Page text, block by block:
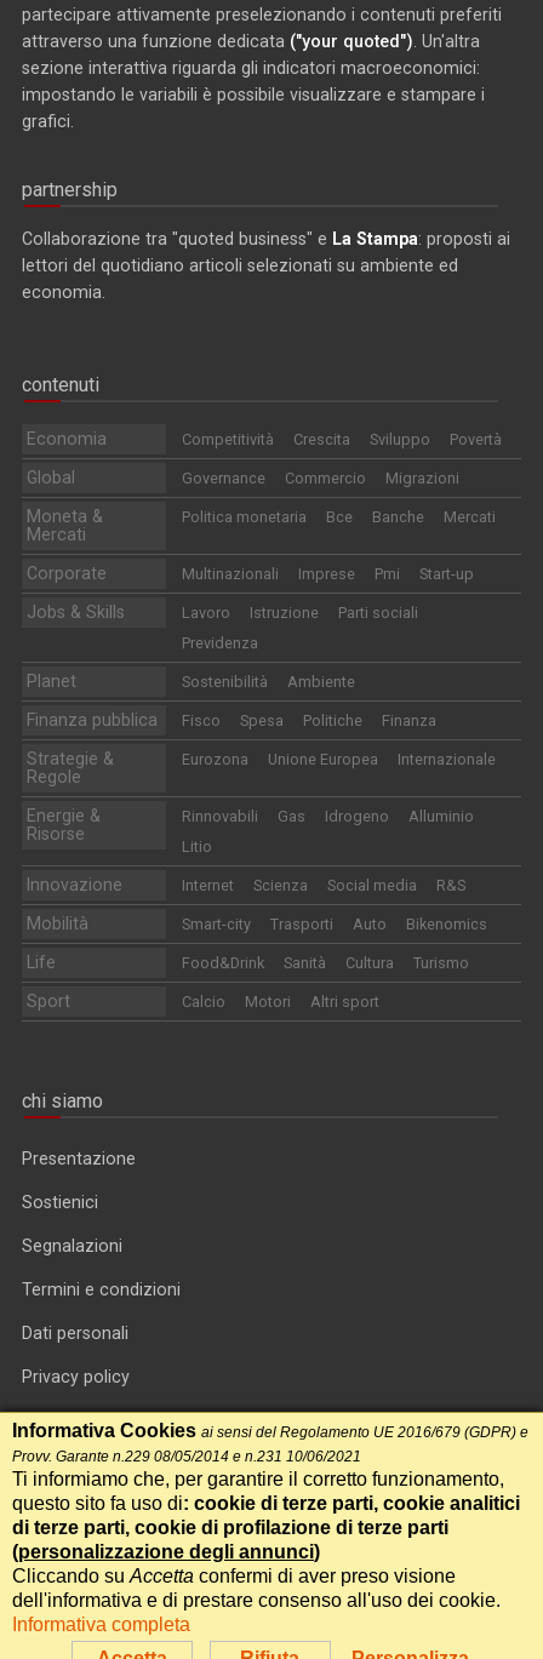
partecipare attivamente preselezionando i contenuti preferiti
attraverso una funzione dedicata ("your quoted") . Un'altra
sezione interattiva riguarda gli indicatori macroeconomici:
impostando le variabili è possibile visualizzare e stampare i
grafici.
partnership
Collaborazione tra "quoted business" e La Stampa: proposti ai
lettori del quotidiano articoli selezionati su ambiente ed
economia.
contenuti
Economia Competitività Crescita Sviluppo Povertà
Global Governance Commercio Migrazioni
Moneta &
Mercati
Politica monetaria Bce Banche Mercati
Corporate Multinazionali Imprese Pmi Start-up
Jobs & Skills Lavoro Istruzione
Parti sociali
Previdenza
Planet Sostenibilità Ambiente
Finanza pubblica Fisco Spesa Politiche Finanza
Strategie &
Regole
Eurozona Unione Europea Internazionale
Energie &
Risorse
Rinnovabili Gas Idrogeno
Alluminio
Litio
Innovazione Internet Scienza Social media R&S
Mobilità Smart-city Trasporti Auto Bikenomics
Life Food&Drink Sanità Cultura Turismo
Sport Calcio Motori Altri sport
chi siamo
Presentazione
Sostienici
Segnalazioni
Termini e condizioni
Dati personali
Privacy policy
Informativa cookie
RSS feed
RSS Top News
Contatti
International Communication S.r.l. • P.IVA 14478081004 • Testata
giornalistica n.191, reg. Tribunale di Roma del 14/12/2017
Informativa Cookies ai sensi del Regolamento UE 2016/679 (GDPR) e
Provv. Garante n.229 08/05/2014 e n.231 10/06/2021
Ti informiamo che, per garantire il corretto funzionamento,
questo sito fa uso di: cookie di terze parti, cookie analitici
di terze parti, cookie di profilazione di terze parti
(personalizzazione degli annunci)
Cliccando su Accetta confermi di aver preso visione
dell'informativa e di prestare consenso all'uso dei cookie.
Informativa completa